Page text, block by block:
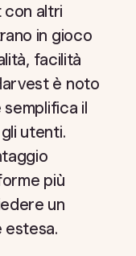
con altri
in gioco
facilità
è noto
il
utenti.
più
un
estesa.